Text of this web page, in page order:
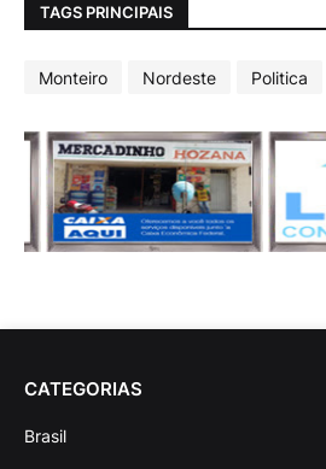
TAGS PRINCIPAIS
Monteiro Nordeste Politica
CATEGORIAS
Brasil